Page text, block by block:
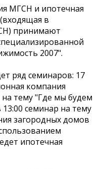
МГСН и ипотечная
в
принимают
2007".
ряд семинаров: 17
компания
тему "Где мы будем
семинар на тему
загородных домов
ипотечная